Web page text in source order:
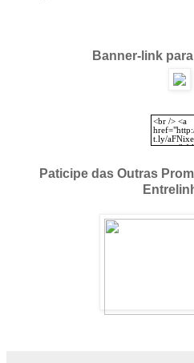
Banner-link
Paticipe das Outras